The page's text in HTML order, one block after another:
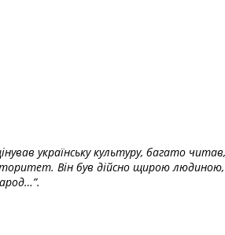
українську культуру, багато
Він був дійсно щирою